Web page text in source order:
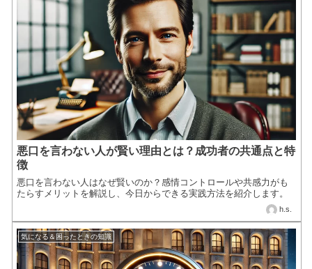
悪口を言わない人が賢い理由とは？成功者の共通点と特
徴
悪口を言わない人はなぜ賢いのか？感情コントロールや共感力がも
たらすメリットを解説し、今日からできる実践方法を紹介します。
h.s.
気になる＆困ったときの知識